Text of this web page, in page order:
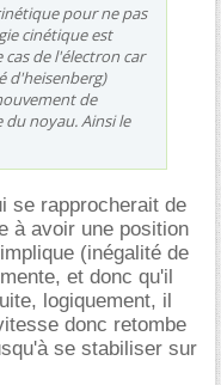
pour ne pas
cinétique est
de l'électron car
d'heisenberg)
de
noyau. Ainsi le
se rapprocherait de
à avoir une position
(inégalité de
et donc qu'il
logiquement, il
donc retombe
se stabiliser sur